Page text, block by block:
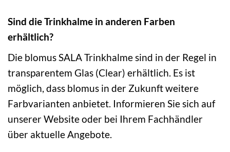
Sind die Trinkhalme in anderen Farben
erhältlich?
Die blomus SALA Trinkhalme sind in der Regel in
transparentem Glas (Clear) erhältlich. Es ist
möglich, dass blomus in der Zukunft weitere
Farbvarianten anbietet. Informieren Sie sich auf
unserer Website oder bei Ihrem Fachhändler
über aktuelle Angebote.